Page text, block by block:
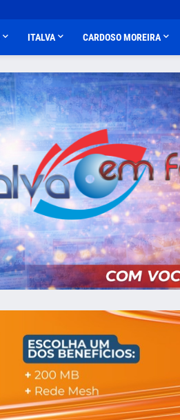
ITALVA CARDOSO MOREIRA